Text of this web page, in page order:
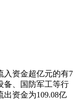
资金超亿元的有7
备、国防军工等行
资金为109.08亿